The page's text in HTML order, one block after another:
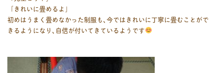
「きれいに畳めるよ」
初めはうまく畳めなかった制服も､今ではきれいに丁寧に畳むことがで
きるようになり､自信が付いてきているようです